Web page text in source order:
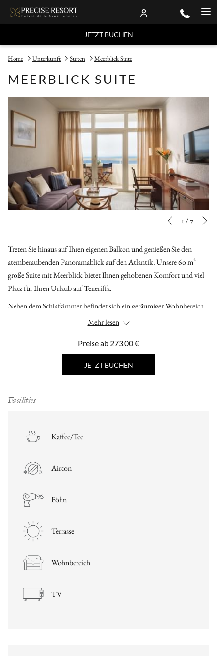
JETZT BUCHEN
Home Unterkunft Suiten Meerblick Suite
MEERBLICK SUITE
Diashow-
Durch
auf
folgenden
der
Vorherige
1/7
Treten Sie hinaus auf Ihren eigenen Balkon und genießen Sie den
atemberaubenden Panoramablick auf den Atlantik. Unsere 60 m²
große Suite mit Meerblick bietet Ihnen gehobenen Komfort und viel
Platz für Ihren Urlaub auf Teneriffa.
Neben dem Schlafzimmer befindet sich ein geräumiger Wohnbereich
mit einer Sitzgruppe und einem Balkon. Von dort aus können Sie den
Mehr lesen
Preise ab 273,00 €
JETZT BUCHEN
Facilities
Kaffee/Tee
Aircon
Föhn
Terrasse
Wohnbereich
TV